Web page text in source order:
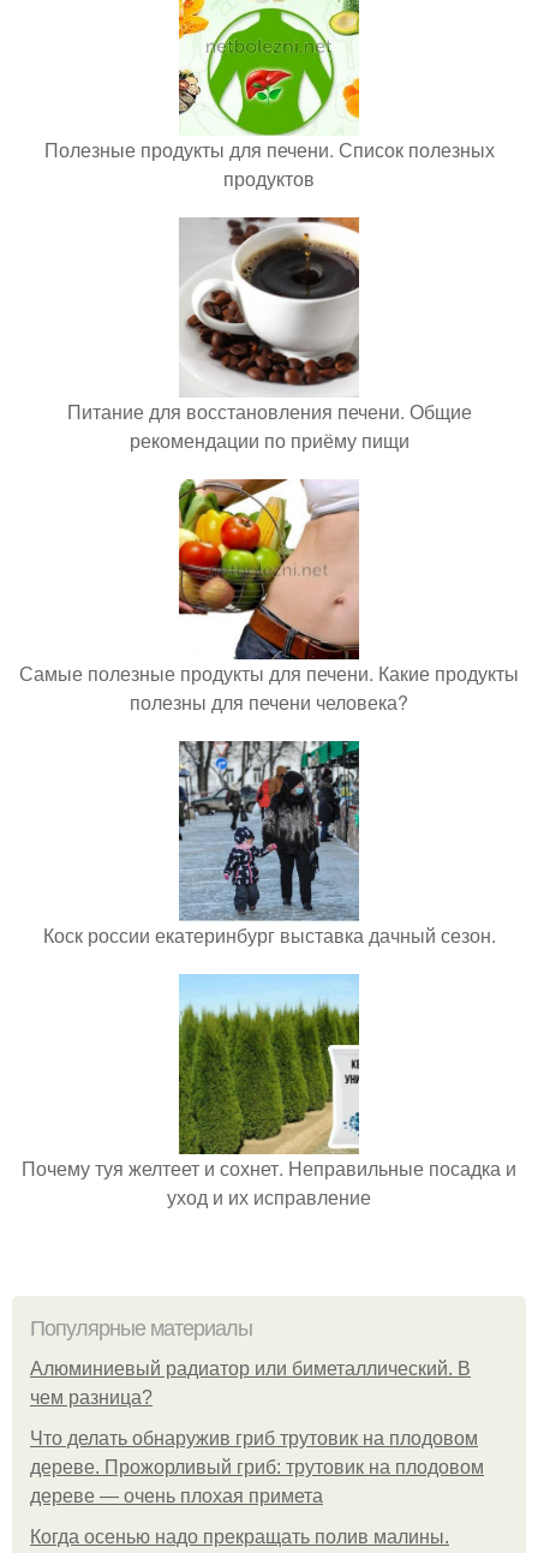
Полезные продукты для печени. Список полезных
продуктов
Питание для восстановления печени. Общие
рекомендации по приёму пищи
Самые полезные продукты для печени. Какие продукты
полезны для печени человека?
Коск россии екатеринбург выставка дачный сезон.
Почему туя желтеет и сохнет. Неправильные посадка и
уход и их исправление
Популярные материалы
Алюминиевый радиатор или биметаллический. В
чем разница?
Что делать обнаружив гриб трутовик на плодовом
дереве. Прожорливый гриб: трутовик на плодовом
дереве — очень плохая примета
Когда осенью надо прекращать полив малины.